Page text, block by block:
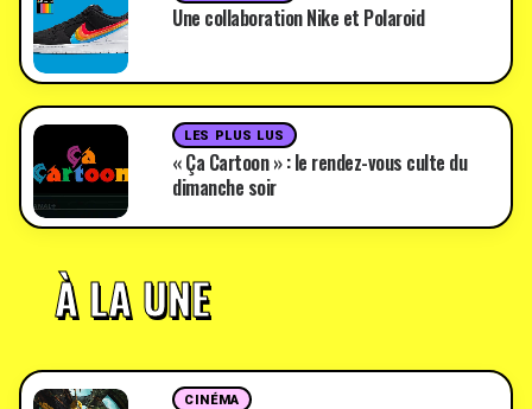
Une collaboration Nike et Polaroid
LES PLUS LUS
« Ça Cartoon » : le rendez-vous culte du
dimanche soir
À LA UNE
CINÉMA